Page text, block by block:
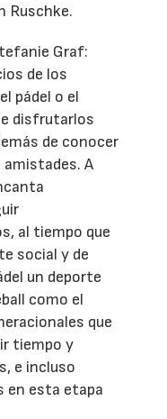
Ruschke.
Graf:
de los
pádel o el
disfrutarlos
de conocer
amistades. A
al tiempo que
social y de
un deporte
como el
que
tiempo y
e incluso
en esta etapa